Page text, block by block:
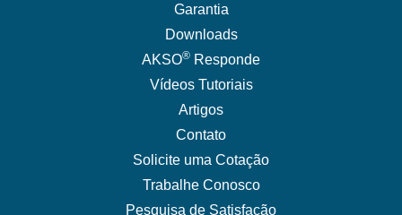
Garantia
Downloads
AKSO® Responde
Vídeos Tutoriais
Artigos
Contato
Solicite uma Cotação
Trabalhe Conosco
Pesquisa de Satisfação